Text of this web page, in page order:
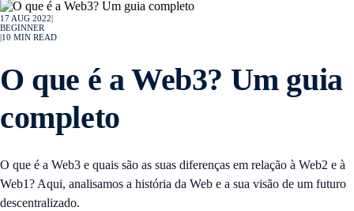
17 AUG 2022
BEGINNER
10 MIN READ
O que é a Web3? Um guia
completo
O que é a Web3 e quais são as suas diferenças em relação à Web2 e à
Web1? Aqui, analisamos a história da Web e a sua visão de um futuro
descentralizado.